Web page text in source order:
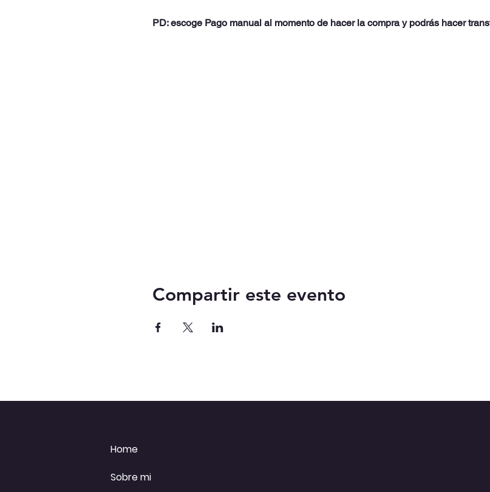
PD: escoge Pago manual al momento de hacer la compra y podrás hacer
Compartir este evento
Home
Sobre mi